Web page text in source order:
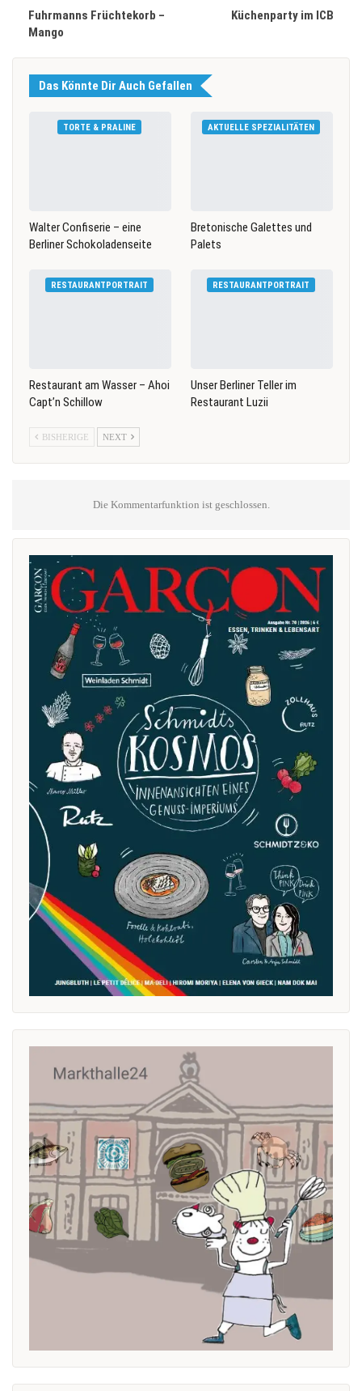
Fuhrmanns Früchtekorb –
Mango
Küchenparty im ICB
Das Könnte Dir Auch Gefallen
TORTE & PRALINE
Walter Confiserie – eine
Berliner Schokoladenseite
AKTUELLE SPEZIALITÄTEN
Bretonische Galettes und
Palets
RESTAURANTPORTRAIT
Restaurant am Wasser – Ahoi
Capt’n Schillow
RESTAURANTPORTRAIT
Unser Berliner Teller im
Restaurant Luzii
BISHERIGE NEXT
Die Kommentarfunktion ist geschlossen.